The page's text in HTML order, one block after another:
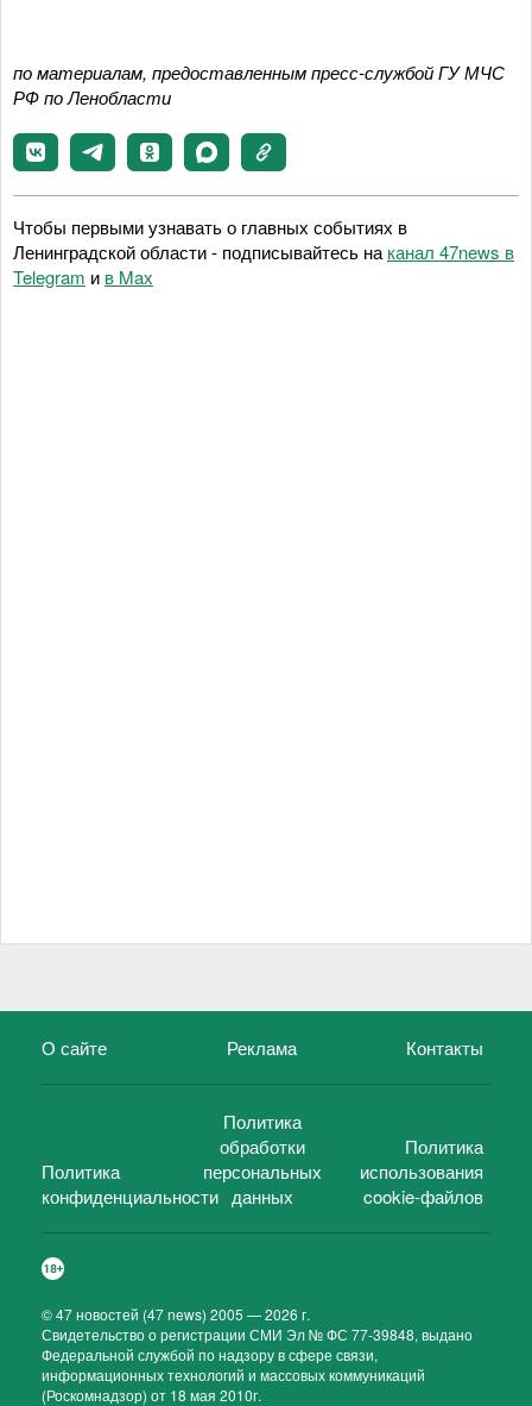
по материалам, предоставленным пресс-службой ГУ МЧС
РФ по Ленобласти
Чтобы первыми узнавать о главных событиях в
Ленинградской области - подписывайтесь на канал 47news в
Telegram и в Maх
О сайте Реклама Контакты
Политика
конфиденциальности
Политика
обработки
персональных
данных
Политика
использования
cookie-файлов
©47 новостей (47 news) 2005 — 2026 г.
Свидетельство о регистрации СМИ Эл № ФС 77-39848, выдано
Федеральной службой по надзору в сфере связи,
информационных технологий и массовых коммуникаций
(Роскомнадзор) от 18 мая 2010г.